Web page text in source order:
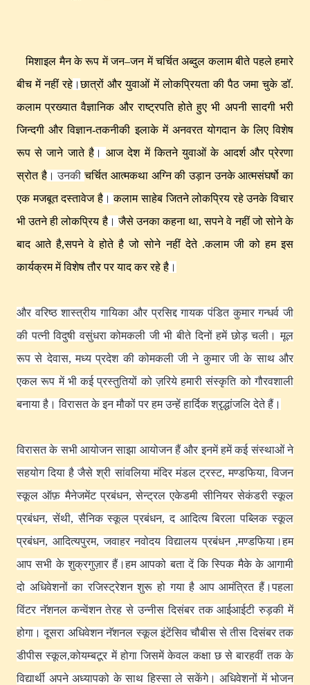
मिशाइल मैन के रूप में जन–जन में चर्चित अब्दुल कलाम बीते पहले हमारे
बीच में नहीं रहे ।छात्रों और युवाओं में लोकप्रियता की पैठ जमा चुके डॉ.
कलाम प्रख्यात वैज्ञानिक और राष्ट्रपति होते हुए भी अपनी सादगी भरी
जिन्दगी और विज्ञान-तकनीकी इलाके में अनवरत योगदान के लिए विशेष
रूप से जाने जाते है।आज देश में कितने युवाओं के आदर्श और प्रेरणा
स्रोत है। उनकीचर्चित आत्मकथा अग्नि की उड़ानउनकेआत्मसंघर्षो का
एक मजबूत दस्तावेज है।कलाम साहेब जितने लोकप्रिय रहे उनके विचार
भी उतने ही लोकप्रिय है।जैसे उनका कहना था, सपने वे नहीं जो सोने के
बाद आते है,सपने वे होते है जो सोने नहीं देते .कलाम जी को हम इस
कार्यक्रम में विशेष तौर पर याद कर रहे है ।
और वरिष्ठ शास्त्रीय गायिका और प्रसिद्द गायक पंडित कुमार गन्धर्व जी
की पत्नी विदुषी वसुंधरा कोमकली जी भी बीते दिनों हमें छोड़ चली । मूल
रूप से देवास, मध्य प्रदेश की कोमकली जी ने कुमार जी के साथ और
एकल रूप में भी कई प्रस्तुतियों को ज़रिये हमारी संस्कृति को गौरवशाली
बनाया है । विरासत के इन मौकों पर हम उन्हें हार्दिक श्रृद्धांजलि देते हैं ।
विरासत के सभी आयोजन साझा आयोजन हैं और इनमें हमें कई संस्थाओं ने
सहयोग दिया है जैसे श्री सांवलिया मंदिर मंडल ट्रस्ट, मण्डफिया, विजन
स्कूल ऑफ़ मैनेजमेंट प्रबंधन, सेन्ट्रल एकेडमी सीनियर सेकंडरी स्कूल
प्रबंधन, सेंथी, सैनिक स्कूल प्रबंधन, द आदित्य बिरला पब्लिक स्कूल
प्रबंधन, आदित्यपुरम, जवाहर नवोदय विद्यालय प्रबंधन ,मण्डफिया ।हम
आप सभी के शुक्रगुज़ार हैं ।हम आपको बता दें कि स्पिक मैके के आगामी
दो अधिवेशनों का रजिस्ट्रेशन शुरू हो गया है आप आमंत्रित हैं ।पहला
विंटर नॅशनल कन्वेंशन तेरह से उन्नीस दिसंबर तक आईआईटी रुड़की में
होगा । दूसरा अधिवेशन नॅशनल स्कूल इंटेंसिव चौबीस से तीस दिसंबर तक
डीपीस स्कूल,कोयम्बटूर में होगा जिसमें केवल कक्षा छ से बारहवीं तक के
विद्यार्थी अपने अध्यापको के साथ हिस्सा ले सकेंगे। अधिवेशनों में भोजन